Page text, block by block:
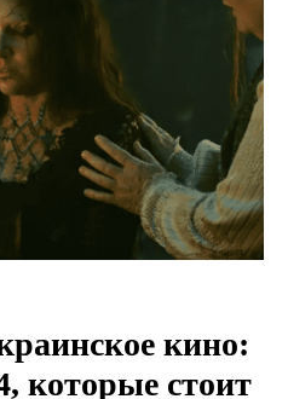
кино:
которые стоит